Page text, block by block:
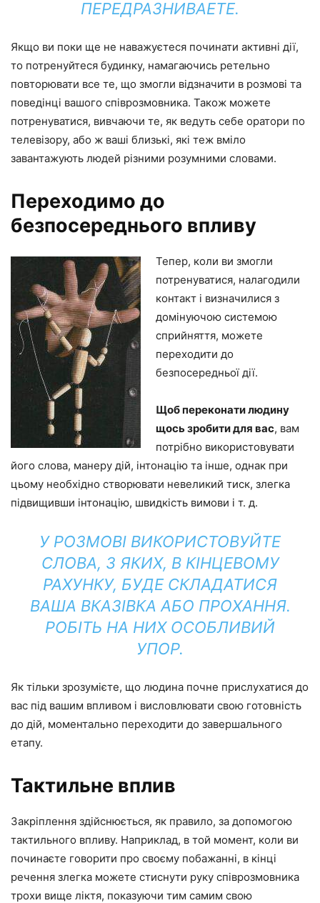
ПЕРЕДРАЗНИВАЕТЕ.
Якщо ви поки ще не наважуєтеся починати активні дії,
то потренуйтеся будинку, намагаючись ретельно
повторювати все те, що змогли відзначити в розмові та
поведінці вашого співрозмовника. Також можете
потренуватися, вивчаючи те, як ведуть себе оратори по
телевізору, або ж ваші близькі, які теж вміло
завантажують людей різними розумними словами.
Переходимо до
безпосереднього впливу
Тепер, коли ви змогли
потренуватися, налагодили
контакт і визначилися з
домінуючою системою
сприйняття, можете
переходити до
безпосередньої дії.
Щоб переконати людину
щось зробити для вас, вам
потрібно використовувати
його слова, манеру дій, інтонацію та інше, однак при
цьому необхідно створювати невеликий тиск, злегка
підвищивши інтонацію, швидкість вимови і т. д.
У РОЗМОВІ ВИКОРИСТОВУЙТЕ
СЛОВА, З ЯКИХ, В КІНЦЕВОМУ
РАХУНКУ, БУДЕ СКЛАДАТИСЯ
ВАША ВКАЗІВКА АБО ПРОХАННЯ.
РОБІТЬ НА НИХ ОСОБЛИВИЙ
УПОР.
Як тільки зрозумієте, що людина почне прислухатися до
вас під вашим впливом і висловлювати свою готовність
до дій, моментально переходити до завершального
етапу.
Тактильне вплив
Закріплення здійснюється, як правило, за допомогою
тактильного впливу. Наприклад, в той момент, коли ви
починаєте говорити про своєму побажанні, в кінці
речення злегка можете стиснути руку співрозмовника
трохи вище ліктя, показуючи тим самим свою